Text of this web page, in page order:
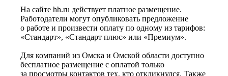
На сайте hh.ru действует платное размещение.
Работодатели могут опубликовать предложение
о работе и произвести оплату по одному из тарифов:
«Стандарт», «Стандарт плюс» или «Премиум».
Для компаний из Омска и Омской области доступно
бесплатное размещение с оплатой только
за просмотры контактов тех, кто откликнулся. Также